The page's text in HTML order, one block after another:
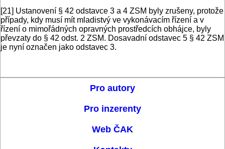
[21] Ustanovení § 42 odstavce 3 a 4 ZSM byly zrušeny, protože
případy, kdy musí mít mladistvý ve vykonávacím řízení a v
řízení o mimořádných opravných prostředcích obhájce, byly
převzaty do § 42 odst. 2 ZSM. Dosavadní odstavec 5 § 42 ZSM
je nyní označen jako odstavec 3.
Pro autory
Pro inzerenty
Web ČAK